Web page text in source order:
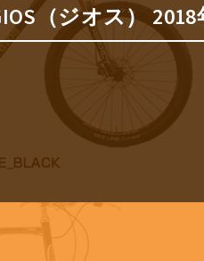
（ジオス）